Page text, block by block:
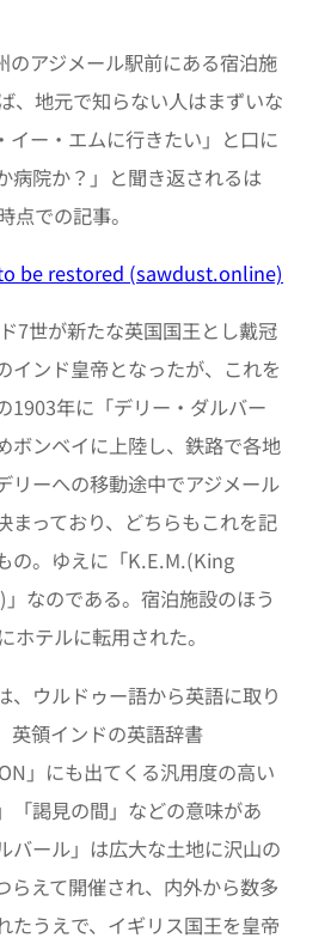
のアジメール駅前にある宿泊施
、地元で知らない人はまずいな
イー・エムに行きたい」と口に
病院か？」と聞き返されるは
点での記事。
be restored (sawdust.online)
7世が新たな英国国王とし戴冠
インド皇帝となったが、これを
1903年に「デリー・ダルバー
ボンベイに上陸し、鉄路で各地
リーへの移動途中でアジメール
まっており、どちらもこれを記
の。ゆえに「K.E.M.(King
なのである。宿泊施設のほう
ホテルに転用された。
、ウルドゥー語から英語に取り
英領インドの英語辞書
」にも出てくる汎用度の高い
「謁見の間」などの意味があ
バール」は広大な土地に沢山の
らえて開催され、内外から数多
たうえで、イギリス国王を皇帝